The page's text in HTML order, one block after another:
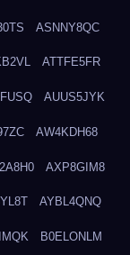
ASNNY8QC
ATTFE5FR
AUUS5JYK
AW4KDH68
AXP8GIM8
AYBL4QNQ
B0ELONLM